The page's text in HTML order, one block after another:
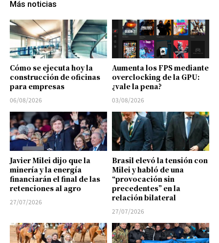
Más noticias
Cómo se ejecuta hoy la
construcción de oficinas
para empresas
06/08/2026
Aumenta los FPS mediante
overclocking de la GPU:
¿vale la pena?
03/08/2026
Javier Milei dijo que la
minería y la energía
financiarán el final de las
retenciones al agro
27/07/2026
Brasil elevó la tensión con
Milei y habló de una
“provocación sin
precedentes” en la
relación bilateral
27/07/2026